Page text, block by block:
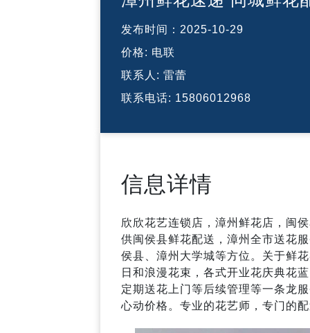
发布时间： 2025-10-29
价格: 电联
联系人: 雷蕾
联系电话: 15806012968
信息详情
欣欣花艺连锁店，漳州鲜花店，闽
供闽侯县鲜花配送，漳州全市送花
侯县、漳州大学城等方位。关于鲜
日和浪漫花束，各式开业花庆典花
定期送花上门等后续管理等一条龙
心动价格。专业的花艺师，专门的